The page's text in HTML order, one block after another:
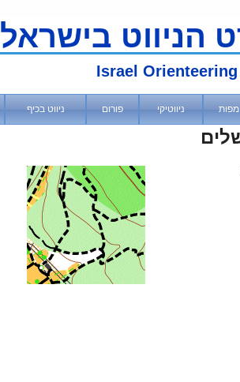
הניווט בישראל
Israel
מפות ניווטיקי פורום ניווט בכיף